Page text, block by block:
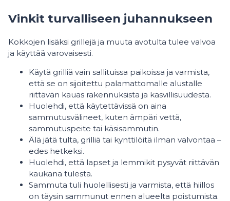
Vinkit turvalliseen juhannukseen
Kokkojen lisäksi grillejä ja muuta avotulta tulee valvoa
ja käyttää varovaisesti.
Käytä grilliä vain sallituissa paikoissa ja varmista,
että se on sijoitettu palamattomalle alustalle
riittävän kauas rakennuksista ja kasvillisuudesta.
Huolehdi, että käytettävissä on aina
sammutusvälineet, kuten ämpäri vettä,
sammutuspeite tai käsisammutin.
Älä jätä tulta, grilliä tai kynttilöitä ilman valvontaa –
edes hetkeksi.
Huolehdi, että lapset ja lemmikit pysyvät riittävän
kaukana tulesta.
Sammuta tuli huolellisesti ja varmista, että hiillos
on täysin sammunut ennen alueelta poistumista.